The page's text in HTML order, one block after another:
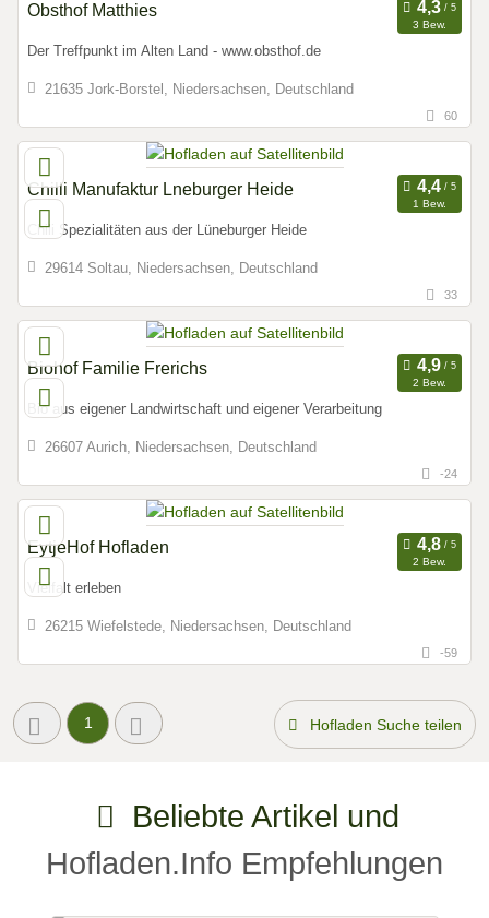
Obsthof Matthies
3 Bew.
Der Treffpunkt im Alten Land - www.obsthof.de
21635 Jork-Borstel, Niedersachsen, Deutschland
60
Chilli Manufaktur Lneburger Heide
1 Bew.
Chili Spezialitäten aus der Lüneburger Heide
29614 Soltau, Niedersachsen, Deutschland
33
Biohof Familie Frerichs
2 Bew.
Bio aus eigener Landwirtschaft und eigener Verarbeitung
26607 Aurich, Niedersachsen, Deutschland
-24
EytjeHof Hofladen
2 Bew.
Vielfalt erleben
26215 Wiefelstede, Niedersachsen, Deutschland
-59
1 Hofladen Suche teilen
Beliebte Artikel und
Hofladen.Info Empfehlungen